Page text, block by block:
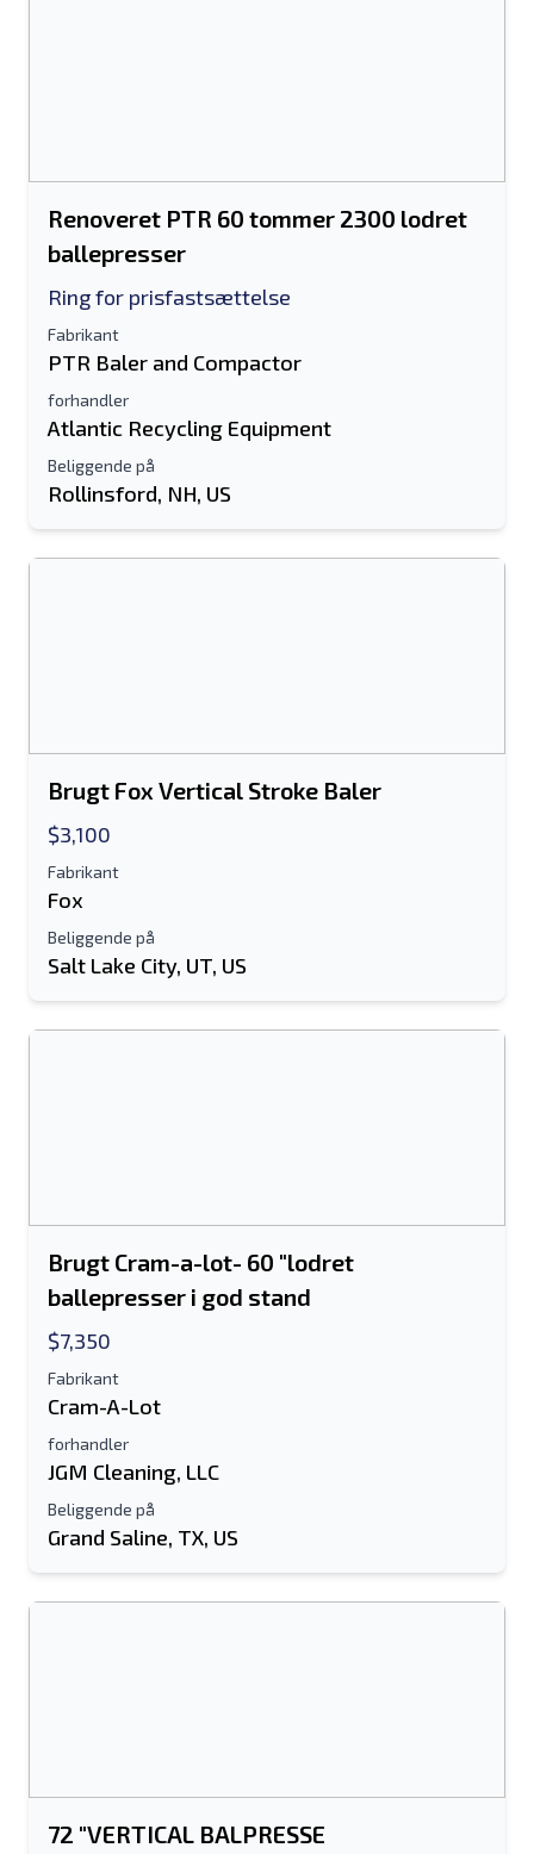
Renoveret PTR 60 tommer 2300 lodret
ballepresser
Ring for prisfastsættelse
Fabrikant
PTR Baler and Compactor
forhandler
Atlantic Recycling Equipment
Beliggende på
Rollinsford, NH, US
Brugt Fox Vertical Stroke Baler
$3,100
Fabrikant
Fox
Beliggende på
Salt Lake City, UT, US
Brugt Cram-a-lot- 60 "lodret
ballepresser i god stand
$7,350
Fabrikant
Cram-A-Lot
forhandler
JGM Cleaning, LLC
Beliggende på
Grand Saline, TX, US
72 "VERTICAL BALPRESSE
Der kræves enten e-mail-adresse eller